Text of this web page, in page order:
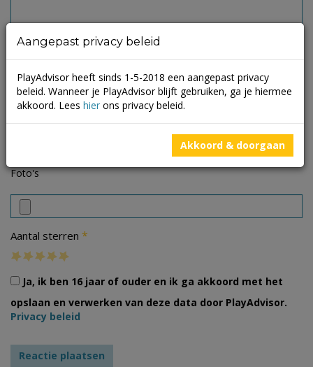
Foto's
Aantal sterren *
Ja, ik ben 16 jaar of ouder en ik ga akkoord met het
opslaan en verwerken van deze data door PlayAdvisor.
Privacy beleid
Aangepast privacy beleid
PlayAdvisor heeft sinds 1-5-2018 een aangepast privacy
beleid. Wanneer je PlayAdvisor blijft gebruiken, ga je hiermee
akkoord. Lees hier ons privacy beleid.
Akkoord & doorgaan